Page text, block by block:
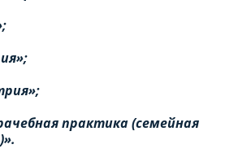
практика (семейная